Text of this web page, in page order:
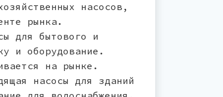
насосов,
рынка.
для бытового и
и оборудование.
на рынке.
насосы для зданий